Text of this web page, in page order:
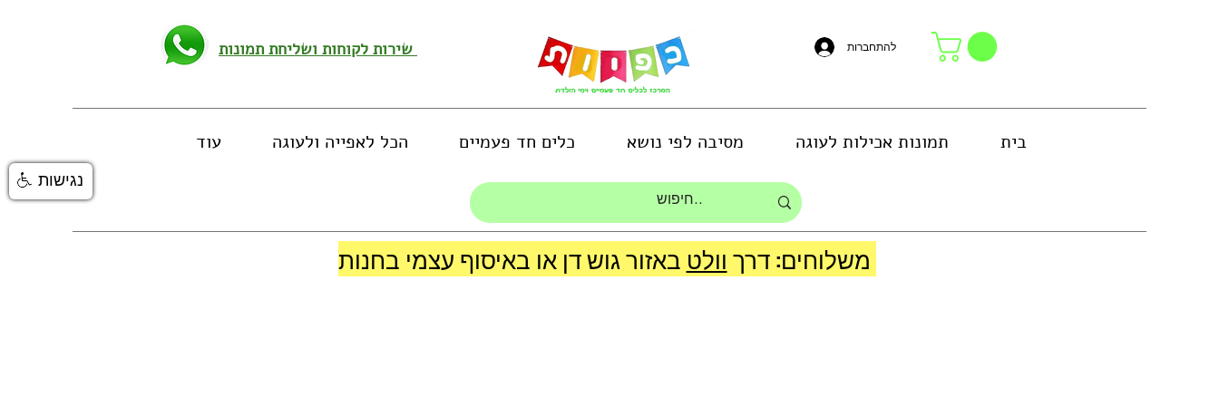
להתחברות
בית תמונות אכילות לעוגה מסיבה לפי נושא כלים חד פעמיים הכל לאפייה ולעוגה עוד
משלוחים: דרך וולט
נגישות